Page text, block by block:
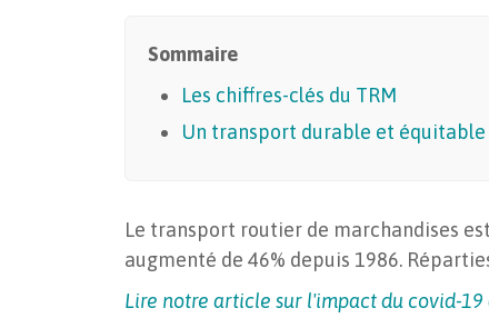
Sommaire
Les chiffres-clés du TRM
Un transport durable et équitable
Le transport routier de marchandises
augmenté de 46% depuis 1986.
Lire notre article sur l'impact du covid-19